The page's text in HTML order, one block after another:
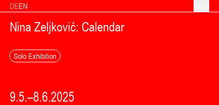
Zum Inhalt springen
DEEN
Nina Zeljković: Calendar
Solo Exhibition
9.5.–8.6.2025